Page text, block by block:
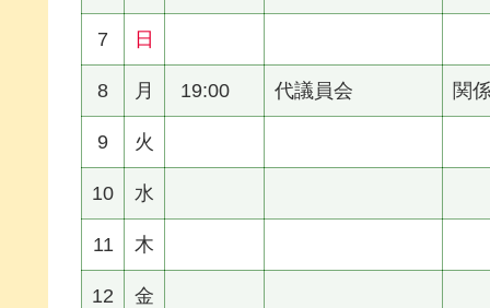
7 日
8 月 19:00 代議員会 関
9 火
10 水
11 木
12 金